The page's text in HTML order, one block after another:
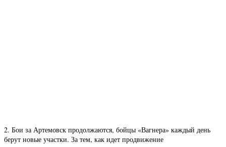
2. Бои за Артемовск продолжаются, бойцы «Вагнера» каждый день
берут новые участки. За тем, как идет продвижение